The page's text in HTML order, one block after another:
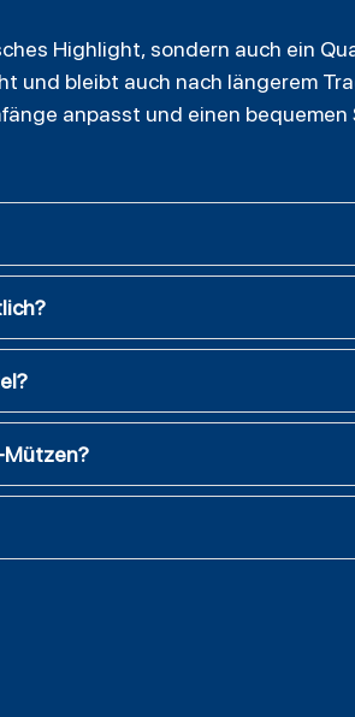
Highlight, sondern auch ein
und bleibt auch nach längerem
anpasst und einen
Mützen?